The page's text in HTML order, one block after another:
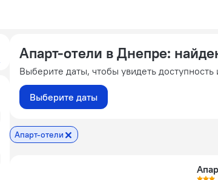
Апарт-отели в Днепре:
Выберите даты, чтобы увидеть
Выберите даты
Апарт-отели